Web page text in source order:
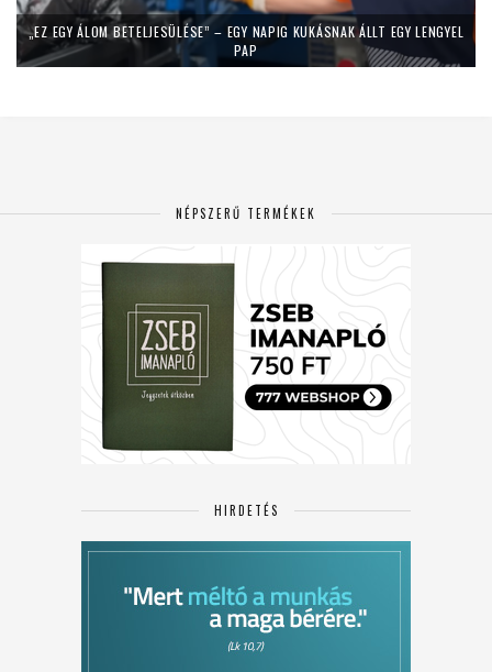
„EZ EGY ÁLOM BETELJESÜLÉSE” – EGY NAPIG KUKÁSNAK ÁLLT EGY LENGYEL
PAP
NÉPSZERŰ TERMÉKEK
HIRDETÉS